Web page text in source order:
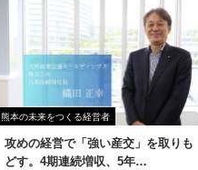
営業・現場実務を経験。1995年31歳で起業。
2000年に株式会社タケダコーポレーションを
設立し、代表取締役に就任。2021年には福岡
に株式会社タケダコーポレーション九州を設
立、九州全域をカバーする二拠点体制を構築。
現在に至る。
熊本の未来をつくる経営者
攻めの経営で「強い産交」を取りも
どす。4期連続増収、5年…